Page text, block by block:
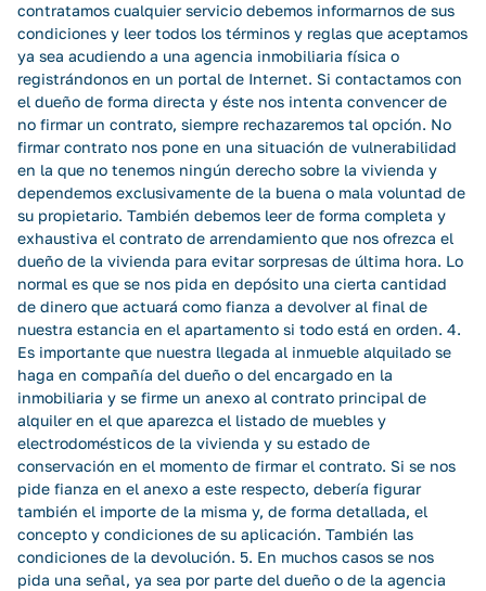
contratamos cualquier servicio debemos informarnos de sus
condiciones y leer todos los términos y reglas que aceptamos
ya sea acudiendo a una agencia inmobiliaria física o
registrándonos en un portal de Internet. Si contactamos con
el dueño de forma directa y éste nos intenta convencer de
no firmar un contrato, siempre rechazaremos tal opción. No
firmar contrato nos pone en una situación de vulnerabilidad
en la que no tenemos ningún derecho sobre la vivienda y
dependemos exclusivamente de la buena o mala voluntad de
su propietario. También debemos leer de forma completa y
exhaustiva el contrato de arrendamiento que nos ofrezca el
dueño de la vivienda para evitar sorpresas de última hora. Lo
normal es que se nos pida en depósito una cierta cantidad
de dinero que actuará como fianza a devolver al final de
nuestra estancia en el apartamento si todo está en orden. 4.
Es importante que nuestra llegada al inmueble alquilado se
haga en compañía del dueño o del encargado en la
inmobiliaria y se firme un anexo al contrato principal de
alquiler en el que aparezca el listado de muebles y
electrodomésticos de la vivienda y su estado de
conservación en el momento de firmar el contrato. Si se nos
pide fianza en el anexo a este respecto, debería figurar
también el importe de la misma y, de forma detallada, el
concepto y condiciones de su aplicación. También las
condiciones de la devolución. 5. En muchos casos se nos
pida una señal, ya sea por parte del dueño o de la agencia